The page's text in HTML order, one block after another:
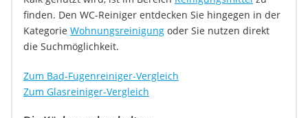
finden. Den WC-Reiniger entdecken Sie hingegen in der
Kategorie Wohnungsreinigung oder Sie nutzen direkt
die Suchmöglichkeit.
Zum Bad-Fugenreiniger-Vergleich
Zum Glasreiniger-Vergleich